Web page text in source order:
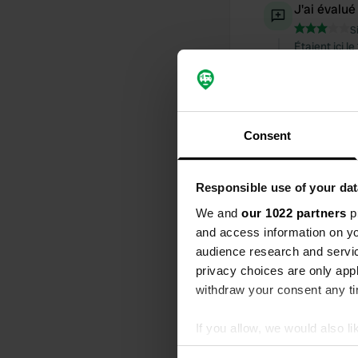
Consent
Responsible use of your
We and our 1022 partners
and access information on
audience research and
privacy choices are only
withdraw your consent any
If you allow, we would also
Collect information
J'ai
Étaient ici le
mais a
Traduit par
J'ai
Pour visiter